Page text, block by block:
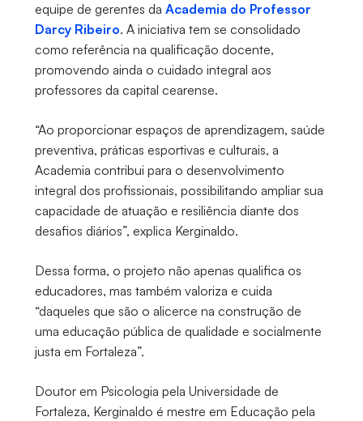
equipe de gerentes da Academia do Professor
Darcy Ribeiro. A iniciativa tem se consolidado
como referência na qualificação docente,
promovendo ainda o cuidado integral aos
professores da capital cearense.
“Ao proporcionar espaços de aprendizagem, saúde
preventiva, práticas esportivas e culturais, a
Academia contribui para o desenvolvimento
integral dos profissionais, possibilitando ampliar sua
capacidade de atuação e resiliência diante dos
desafios diários”, explica Kerginaldo.
Dessa forma, o projeto não apenas qualifica os
educadores, mas também valoriza e cuida
“daqueles que são o alicerce na construção de
uma educação pública de qualidade e socialmente
justa em Fortaleza”.
Doutor em Psicologia pela Universidade de
Fortaleza, Kerginaldo é mestre em Educação pela